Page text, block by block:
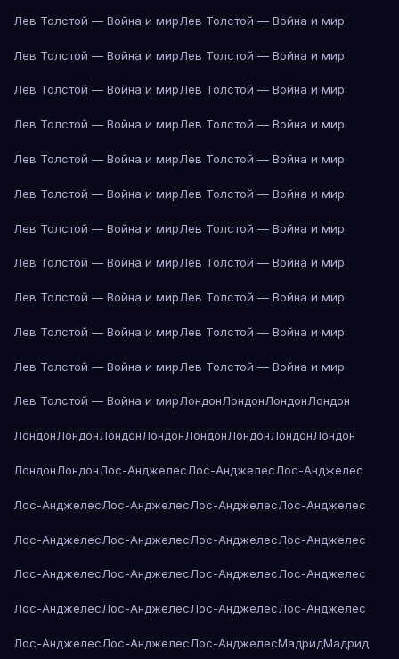
Лев Толстой — Война и мирЛев Толстой — Война и мир
Лев Толстой — Война и мирЛев Толстой — Война и мир
Лев Толстой — Война и мирЛев Толстой — Война и мир
Лев Толстой — Война и мирЛев Толстой — Война и мир
Лев Толстой — Война и мирЛев Толстой — Война и мир
Лев Толстой — Война и мирЛев Толстой — Война и мир
Лев Толстой — Война и мирЛев Толстой — Война и мир
Лев Толстой — Война и мирЛев Толстой — Война и мир
Лев Толстой — Война и мирЛев Толстой — Война и мир
Лев Толстой — Война и мирЛев Толстой — Война и мир
Лев Толстой — Война и мирЛев Толстой — Война и мир
Лев Толстой — Война и мирЛондонЛондонЛондонЛондон
ЛондонЛондонЛондонЛондонЛондонЛондонЛондонЛондон
ЛондонЛондонЛос-АнджелесЛос-АнджелесЛос-Анджелес
Лос-АнджелесЛос-АнджелесЛос-АнджелесЛос-Анджелес
Лос-АнджелесЛос-АнджелесЛос-АнджелесЛос-Анджелес
Лос-АнджелесЛос-АнджелесЛос-АнджелесЛос-Анджелес
Лос-АнджелесЛос-АнджелесЛос-АнджелесЛос-Анджелес
Лос-АнджелесЛос-АнджелесЛос-АнджелесМадридМадрид